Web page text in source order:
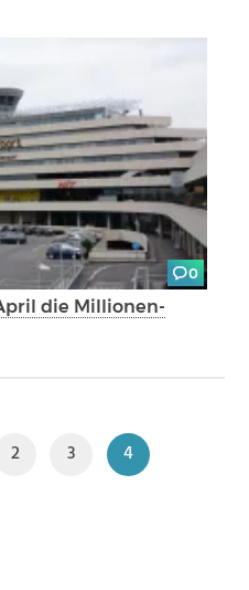
0
die Millionen-
2 3 4